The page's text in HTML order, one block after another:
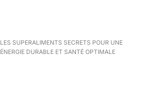
LES SUPERALIMENTS SECRETS POUR UNE
ÉNERGIE DURABLE ET SANTÉ OPTIMALE